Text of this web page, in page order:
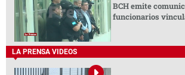
BCH emite
funcionarios
LA PRENSA VIDEOS